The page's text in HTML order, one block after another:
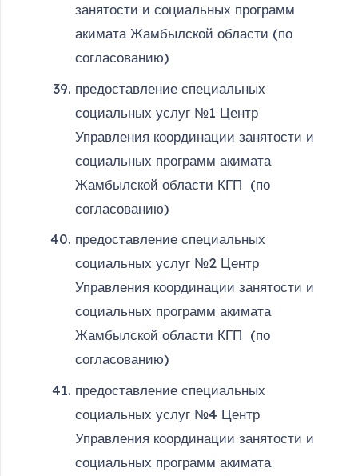
занятости и социальных программ
акимата Жамбылской области (по
согласованию)
предоставление специальных
социальных услуг №1 Центр
Управления координации занятости и
социальных программ акимата
Жамбылской области КГП (по
согласованию)
предоставление специальных
социальных услуг №2 Центр
Управления координации занятости и
социальных программ акимата
Жамбылской области КГП (по
согласованию)
предоставление специальных
социальных услуг №4 Центр
Управления координации занятости и
социальных программ акимата